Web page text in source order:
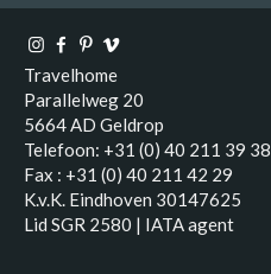
Travelhome
Parallelweg 20
5664 AD Geldrop
Telefoon: +31 (0) 40 211 39 38
Fax : +31 (0) 40 211 42 29
K.v.K. Eindhoven 30147625
Lid SGR 2580 | IATA agent